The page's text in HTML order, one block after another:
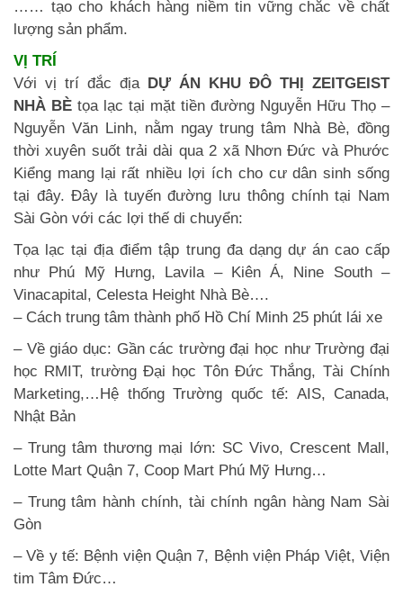
…… tạo cho khách hàng niềm tin vững chắc về chất
lượng sản phẩm.
VỊ TRÍ
Với vị trí đắc địa DỰ ÁN KHU ĐÔ THỊ ZEITGEIST
NHÀ BÈ tọa lạc tại mặt tiền đường Nguyễn Hữu Thọ –
Nguyễn Văn Linh, nằm ngay trung tâm Nhà Bè, đồng
thời xuyên suốt trải dài qua 2 xã Nhơn Đức và Phước
Kiểng mang lại rất nhiều lợi ích cho cư dân sinh sống
tại đây. Đây là tuyến đường lưu thông chính tại Nam
Sài Gòn với các lợi thế di chuyển:
Tọa lạc tại địa điểm tập trung đa dạng dự án cao cấp
như Phú Mỹ Hưng, Lavila – Kiên Á, Nine South –
Vinacapital, Celesta Height Nhà Bè….
– Cách trung tâm thành phố Hồ Chí Minh 25 phút lái xe
– Về giáo dục: Gần các trường đại học như Trường đại
học RMIT, trường Đại học Tôn Đức Thắng, Tài Chính
Marketing,…Hệ thống Trường quốc tế: AIS, Canada,
Nhật Bản
– Trung tâm thương mại lớn: SC Vivo, Crescent Mall,
Lotte Mart Quận 7, Coop Mart Phú Mỹ Hưng…
– Trung tâm hành chính, tài chính ngân hàng Nam Sài
Gòn
– Về y tế: Bệnh viện Quận 7, Bệnh viện Pháp Việt, Viện
tim Tâm Đức…